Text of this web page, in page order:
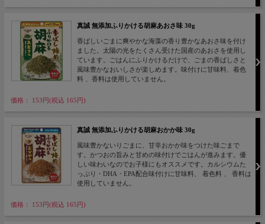
真誠 無添加ふりかける胡麻あおさ味 30g
香ばしいごまに爽やかな海藻の香り豊かなあおさ味を付け
ました。太陽の光をたくさん受けた国産のあおさを使用し
ています。ごはんにふりかけるだけで、ごまの香ばしさと
風味豊かなおいしさが楽しめます。味付けに甘味料、着色
料 、香料は使用していません。
価格： 153円(税込 165円)
真誠 無添加ふりかける胡麻おかか味 30g
風味豊かないりごまに、甘辛おかか味をつけた味ごまで
す。かつおの旨みと甘めの味付けでごはんが進みます。優
しい味わいなのでお子様にもオススメです。カルシウムた
っぷり・DHA・EPA配合味付けに甘味料、 着色料 、 香料は
使用していません。
価格： 153円(税込 165円)